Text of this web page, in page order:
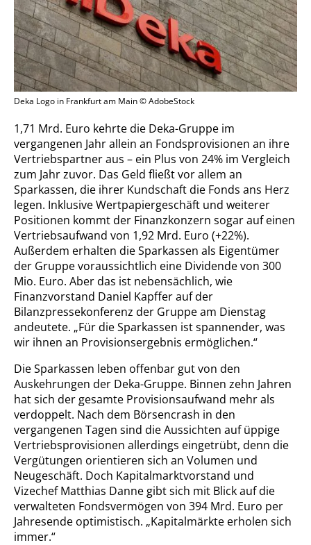
Deka Logo in Frankfurt am Main © AdobeStock
1,71 Mrd. Euro kehrte die Deka-Gruppe im
vergangenen Jahr allein an Fondsprovisionen an ihre
Vertriebspartner aus – ein Plus von 24% im Vergleich
zum Jahr zuvor. Das Geld fließt vor allem an
Sparkassen, die ihrer Kundschaft die Fonds ans Herz
legen. Inklusive Wertpapiergeschäft und weiterer
Positionen kommt der Finanzkonzern sogar auf einen
Vertriebsaufwand von 1,92 Mrd. Euro (+22%).
Außerdem erhalten die Sparkassen als Eigentümer
der Gruppe voraussichtlich eine Dividende von 300
Mio. Euro. Aber das ist nebensächlich, wie
Finanzvorstand Daniel Kapffer auf der
Bilanzpressekonferenz der Gruppe am Dienstag
andeutete. „Für die Sparkassen ist spannender, was
wir ihnen an Provisionsergebnis ermöglichen.“
Die Sparkassen leben offenbar gut von den
Auskehrungen der Deka-Gruppe. Binnen zehn Jahren
hat sich der gesamte Provisionsaufwand mehr als
verdoppelt. Nach dem Börsencrash in den
vergangenen Tagen sind die Aussichten auf üppige
Vertriebsprovisionen allerdings eingetrübt, denn die
Vergütungen orientieren sich an Volumen und
Neugeschäft. Doch Kapitalmarktvorstand und
Vizechef Matthias Danne gibt sich mit Blick auf die
verwalteten Fondsvermögen von 394 Mrd. Euro per
Jahresende optimistisch. „Kapitalmärkte erholen sich
immer.“